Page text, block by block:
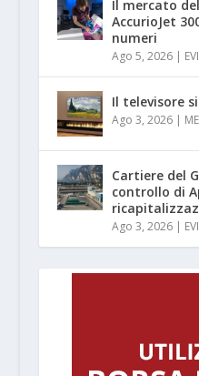
Il mercato
AccurioJet
numeri
Ago 5, 2026|
Il televisore
Ago 3, 2026|
Cartiere del
controllo di
Ago 3, 2026|